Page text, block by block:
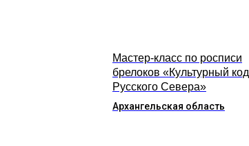
Мастер-класс по росписи
брелоков «Культурный код
Русского Севера»
Архангельская область